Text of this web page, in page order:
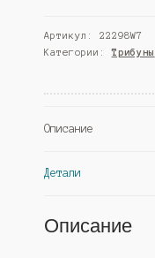
№94,
Серый
Артикул: 22298W7
Категории:Трибуны
Описание
Детали
Описание